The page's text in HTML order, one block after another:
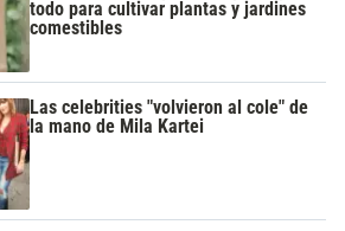
todo para cultivar plantas y jardines
comestibles
Las celebrities "volvieron al cole" de
la mano de Mila Kartei